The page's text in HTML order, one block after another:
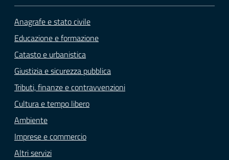
Anagrafe e stato civile
Educazione e formazione
Catasto e urbanistica
Giustizia e sicurezza pubblica
Tributi, finanze e contravvenzioni
Cultura e tempo libero
Ambiente
Imprese e commercio
Altri servizi